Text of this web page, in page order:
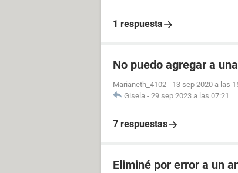
1 respuesta
No puedo agregar a
Marianeth_4102 - 13 sep 2020 a las
Gisela - 29 sep 2023 a las 07:21
7 respuestas
Eliminé por error a un